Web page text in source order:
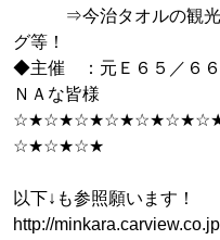
⇒今治タオルの観光等
グ等！
◆主催 ：元Ｅ６５／６
ＮＡな皆様
☆★☆★☆★
以下↓も参照願います！
http://